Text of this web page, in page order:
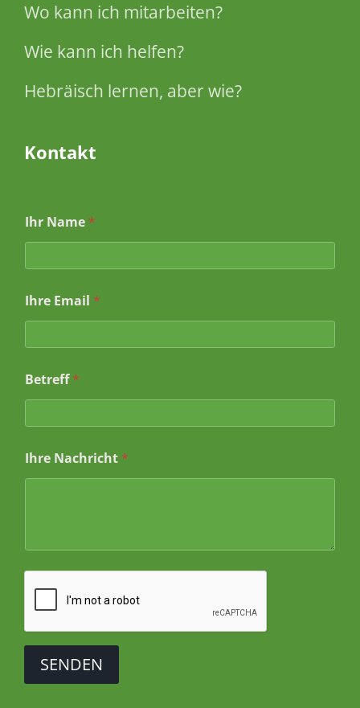
Wo kann ich mitarbeiten?
Wie kann ich helfen?
Hebräisch lernen, aber wie?
Kontakt
Ihr Name *
a
m
E
a
i
*
Ihre Email *
Betreff*
Ihre Nachricht *
SENDEN